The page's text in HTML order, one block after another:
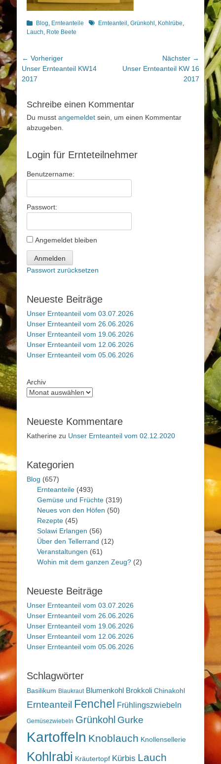
Kategorien
Blog, Ernteanteile Schlagworte
Ernteanteil, Grünkohl, Kohlrübe,
Lauch, Rote Beete
Beitragsnavigation
← Vorheriger
Vorheriger
Beitrag:
Unser Ernteanteil KW14
2017
Nächster →
Nächster
Unser Ernteanteil KW 16
2017
Schreibe einen Kommentar
Du musst angemeldet sein, um einen Kommentar
abzugeben.
Login für Ernteteilnehmer
Benutzername:
Passwort:
Angemeldet bleiben
Anmelden
Passwort zurücksetzen
Neueste Beiträge
Unser Ernteanteil vom 03.07.2026
Unser Ernteanteil vom 26.06.2026
Unser Ernteanteil vom 19.06.2026
Unser Ernteanteil vom 12.06.2026
Unser Ernteanteil vom 05.06.2026
Archiv
Neueste Kommentare
Katherine zu Unser Ernteanteil vom 02.12.2020
Kategorien
Blog (657)
Ernteanteile (493)
Gemüse und Früchte (319)
Neues von den Höfen (50)
Rezepte (45)
Solawi Erlangen (56)
Über den Tellerrand (12)
Veranstaltungen (61)
Wohin mit dem ganzen Zeug? (2)
Neueste Beiträge
Unser Ernteanteil vom 03.07.2026
Unser Ernteanteil vom 26.06.2026
Unser Ernteanteil vom 19.06.2026
Unser Ernteanteil vom 12.06.2026
Unser Ernteanteil vom 05.06.2026
Schlagwörter
Basilikum Blaukraut Blumenkohl Brokkoli Chinakohl
Ernteanteil Fenchel Frühlingszwiebeln
Gemüsezwiebeln Grünkohl Gurke
Kartoffeln Knoblauch Knollensellerie
Kohlrabi Kräutertopf Kürbis Lauch